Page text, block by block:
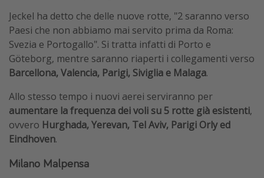
Jeckel ha detto che delle nuove rotte, "2 saranno verso
Paesi che non abbiamo mai servito prima da Roma:
Svezia e Portogallo". Si tratta infatti di Porto e
Göteborg, mentre saranno riaperti i collegamenti verso
Barcellona, Valencia, Parigi, Siviglia e Malaga.
Allo stesso tempo i nuovi aerei serviranno per
aumentare la frequenza dei voli su 5 rotte già esistenti,
ovvero Hurghada, Yerevan, Tel Aviv, Parigi Orly ed
Eindhoven.
Milano Malpensa